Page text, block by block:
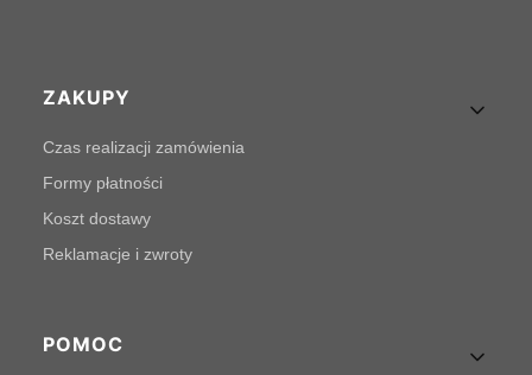
Linki w stopce
ZAKUPY
Czas realizacji zamówienia
Formy płatności
Koszt dostawy
Reklamacje i zwroty
POMOC